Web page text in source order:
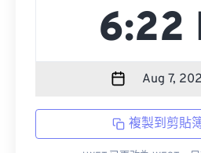
複製到剪貼